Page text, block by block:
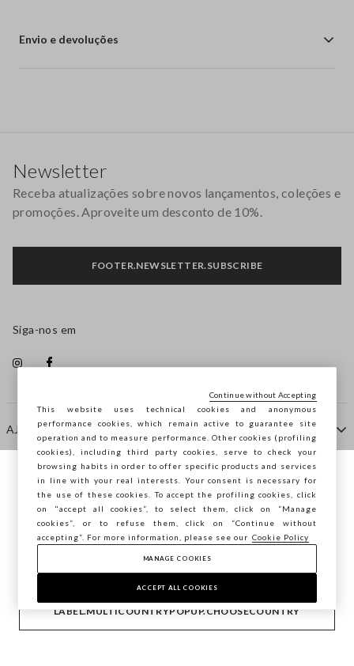
Envio e devoluções
AJUDA
EMPRESA
CONTACTE-NOS
Newsletter
Receba atualizações sobre novos lançamentos, coleções e
promoções. Aproveite um desconto de 10%.
FOOTER.NEWSLETTER.SUBSCRIBE
Siga-nos em
Copyright © Ovs S.p.A. -
Está a navegar na STEFANEL Portugal,
deseja guardar a sua localização?
CONFIRMAR
LABEL.MULTICOUNTRYPOPUP.CHOOSECOUNTRY
footer.item.country Portugal
This website uses technical cookies and anonymous
performance cookies, which remain active to guarantee site
operation and to measure performance. Other cookies (profiling
cookies), including third party cookies, serve to check your
browsing habits in order to offer specific products and services
in line with your real interests. Your consent is necessary for
the use of these cookies. To accept the profiling cookies, click
on "accept all cookies”, to select them, click on “Manage
cookies”, or to refuse them, click on “Continue without
accepting”. For more information, please see our Cookie Policy
MANAGE COOKIES
ACCEPT ALL COOKIES
Continue without Accepting